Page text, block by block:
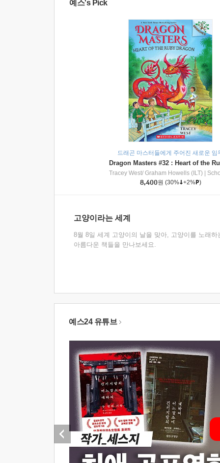
예스's Pick
드래곤 마스터들에게 주어진 새로운 임
Tracey West/ Graham Howells (ILT)
8,400원 (30% +2% )
고양이라는 세계
8월 8일 세계 고양이의 날을 맞아, 고양이를 노래하
아름다운 책들을 만나보세요.
예스24 유튜브